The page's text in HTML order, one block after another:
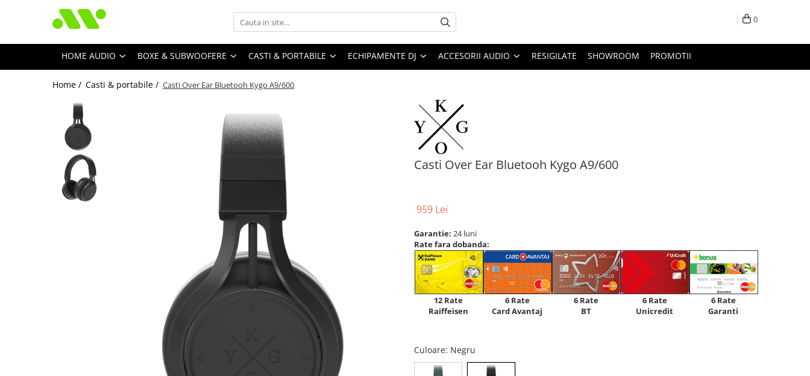
0
HOME AUDIO BOXE & SUBWOOFERE CASTI & PORTABILE ECHIPAMENTE DJ ACCESORII AUDIO RESIGILATE SHOWROOM PROMOTII
Home / Casti & portabile / Casti Over Ear Bluetooh Kygo A9/600
Casti Over Ear Bluetooh Kygo A9/600
959 Lei
Garantie: 24 luni
Rate fara dobanda:
12 Rate
Raiffeisen
6 Rate
Card Avantaj
6 Rate
BT
6 Rate
Unicredit
6 Rate
Garanti
Culoare: Negru